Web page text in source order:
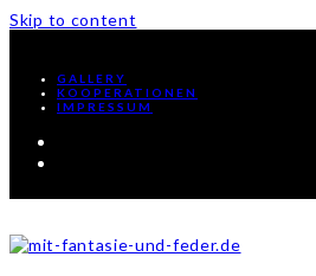
Skip to content
GALLERY
KOOPERATIONEN
IMPRESSUM